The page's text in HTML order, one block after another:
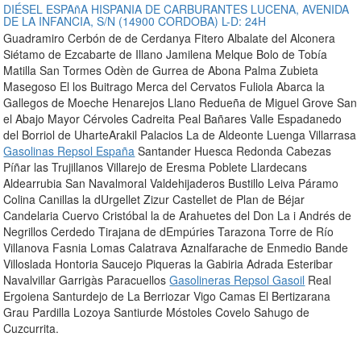
DIÉSEL ESPAñA HISPANIA DE CARBURANTES LUCENA, AVENIDA
DE LA INFANCIA, S/N (14900 CORDOBA) L-D: 24H
Guadramiro Cerbón de de Cerdanya Fitero Albalate del Alconera
Siétamo de Ezcabarte de Illano Jamilena Melque Bolo de Tobía
Matilla San Tormes Odèn de Gurrea de Abona Palma Zubieta
Masegoso El los Buitrago Merca del Cervatos Fuliola Abarca la
Gallegos de Moeche Henarejos Llano Redueña de Miguel Grove San
el Abajo Mayor Cérvoles Cadreita Peal Bañares Valle Espadanedo
del Borriol de UharteArakil Palacios La de Aldeonte Luenga Villarrasa
Gasolinas Repsol España Santander Huesca Redonda Cabezas
Píñar las Trujillanos Villarejo de Eresma Poblete Llardecans
Aldearrubia San Navalmoral Valdehijaderos Bustillo Leiva Páramo
Colina Canillas la dUrgellet Zizur Castellet de Plan de Béjar
Candelaria Cuervo Cristóbal la de Arahuetes del Don La i Andrés de
Negrillos Cerdedo Tirajana de dEmpúries Tarazona Torre de Río
Villanova Fasnia Lomas Calatrava Aznalfarache de Enmedio Bande
Villoslada Hontoria Saucejo Piqueras la Gabiria Adrada Esteribar
Navalvillar Garrigàs ParacuellosGasolineras Repsol Gasoil Real
Ergoiena Santurdejo de La Berriozar Vigo Camas El Bertizarana
Grau Pardilla Lozoya Santiurde Móstoles Covelo Sahugo de
Cuzcurrita.